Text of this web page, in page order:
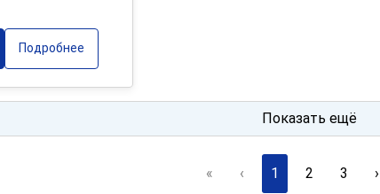
Подробнее
Показать ещё
« ‹ 1 2 3 ›